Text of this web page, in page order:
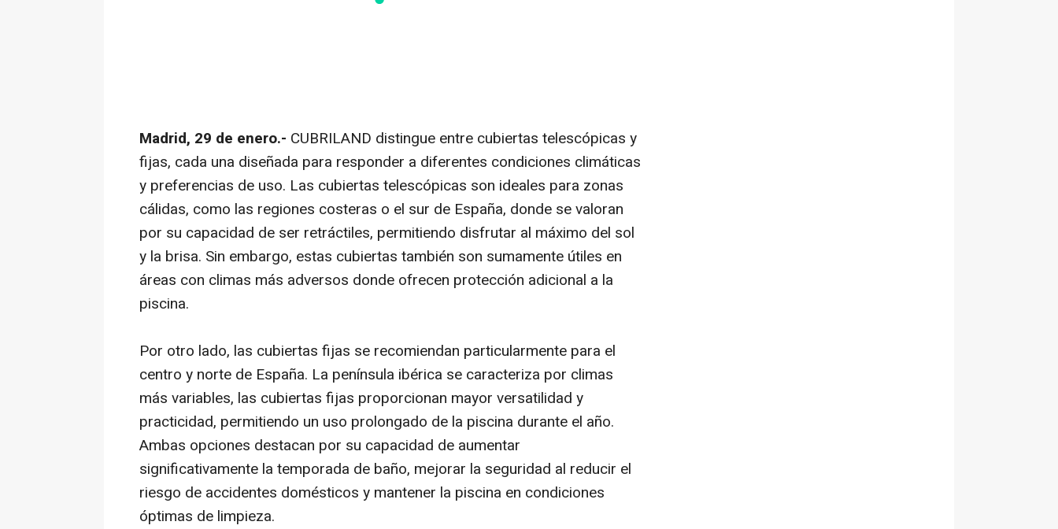
Madrid, 29 de enero.- CUBRILAND distingue entre cubiertas telescópicas y
fijas, cada una diseñada para responder a diferentes condiciones climáticas
y preferencias de uso. Las cubiertas telescópicas son ideales para zonas
cálidas, como las regiones costeras o el sur de España, donde se valoran
por su capacidad de ser retráctiles, permitiendo disfrutar al máximo del sol
y la brisa. Sin embargo, estas cubiertas también son sumamente útiles en
áreas con climas más adversos donde ofrecen protección adicional a la
piscina.
Por otro lado, las cubiertas fijas se recomiendan particularmente para el
centro y norte de España. La península ibérica se caracteriza por climas
más variables, las cubiertas fijas proporcionan mayor versatilidad y
practicidad, permitiendo un uso prolongado de la piscina durante el año.
Ambas opciones destacan por su capacidad de aumentar
significativamente la temporada de baño, mejorar la seguridad al reducir el
riesgo de accidentes domésticos y mantener la piscina en condiciones
óptimas de limpieza.